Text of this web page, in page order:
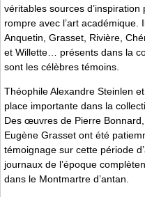
véritables sources
rompre avec l’art académique.
Anquetin, Grasset, Rivière,
et Willette… présents dans la
sont les célèbres témoins.
Théophile Alexandre Steinlen
place importante dans la
Des œuvres de Pierre
Eugène Grasset ont été
témoignage sur cette période
journaux de l’époque
dans le Montmartre d’antan.